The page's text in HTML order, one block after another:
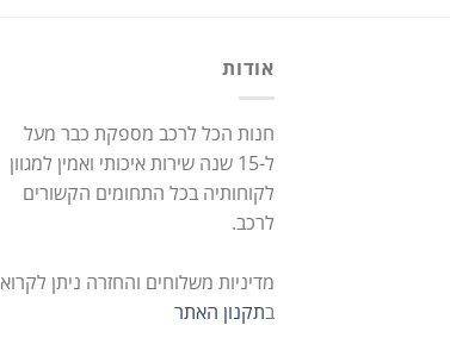
אודות
חנות הכל לרכב מספקת כבר מעל
ל-15 שנה שירות איכותי ואמין למגוון
לקוחותיה בכל התחומים הקשורים
לרכב.
מדיניות משלוחים והחזרה ניתן לקרוא
בתקנון האתר